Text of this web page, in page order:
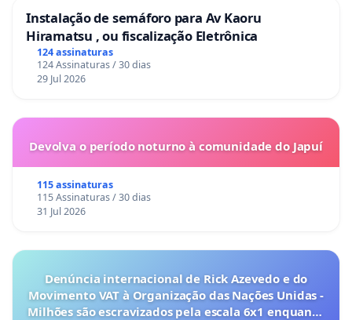
Instalação de semáforo para Av Kaoru
Hiramatsu , ou fiscalização Eletrônica
124 assinaturas
124 Assinaturas / 30 dias
29 Jul 2026
Devolva o período noturno à comunidade do Japuí
115 assinaturas
115 Assinaturas / 30 dias
31 Jul 2026
Denúncia internacional de Rick Azevedo e do
Movimento VAT à Organização das Nações Unidas -
Milhões são escravizados pela escala 6x1 enquanto